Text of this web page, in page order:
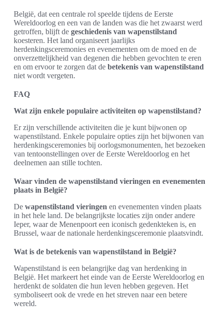
België, dat een centrale rol speelde tijdens de Eerste
Wereldoorlog en een van de landen was die het zwaarst werd
getroffen, blijft de geschiedenis van wapenstilstand
koesteren. Het land organiseert jaarlijks
herdenkingsceremonies en evenementen om de moed en de
onverzettelijkheid van degenen die hebben gevochten te eren
en om ervoor te zorgen dat de betekenis van wapenstilstand
niet wordt vergeten.
FAQ
Wat zijn enkele populaire activiteiten op wapenstilstand?
Er zijn verschillende activiteiten die je kunt bijwonen op
wapenstilstand. Enkele populaire opties zijn het bijwonen van
herdenkingsceremonies bij oorlogsmonumenten, het bezoeken
van tentoonstellingen over de Eerste Wereldoorlog en het
deelnemen aan stille tochten.
Waar vinden de wapenstilstand vieringen en evenementen
plaats in België?
De wapenstilstand vieringen en evenementen vinden plaats
in het hele land. De belangrijkste locaties zijn onder andere
Ieper, waar de Menenpoort een iconisch gedenkteken is, en
Brussel, waar de nationale herdenkingsceremonie plaatsvindt.
Wat is de betekenis van wapenstilstand in België?
Wapenstilstand is een belangrijke dag van herdenking in
België. Het markeert het einde van de Eerste Wereldoorlog en
herdenkt de soldaten die hun leven hebben gegeven. Het
symboliseert ook de vrede en het streven naar een betere
wereld.